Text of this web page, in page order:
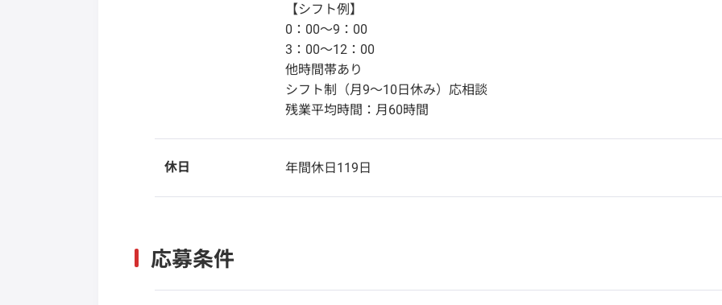
【シフト例】
0：00～9：00
3：00～12：00
他時間帯あり
シフト制（月9～10日休み）応相談
残業平均時間：月60時間
休日 年間休日119日
応募条件